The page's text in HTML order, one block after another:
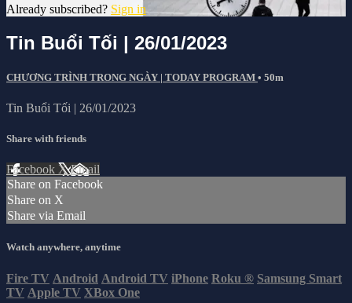
Already subscribed? Sign in
Tin Buổi Tối | 26/01/2023
CHƯƠNG TRÌNH TRONG NGÀY | TODAY PROGRAM • 50m
Tin Buổi Tối | 26/01/2023
Share with friends
Facebook XEmail
Share on Facebook
Share on X
Share via Email
Watch anywhere, anytime
Fire TV Android Android TV iPhone Roku ® Samsung Smart
TV Apple TV XBox One